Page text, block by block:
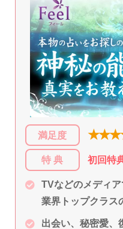
満足度
特 典 初回特
TVなどのメディア
業界トップクラス
出会い、秘密愛、